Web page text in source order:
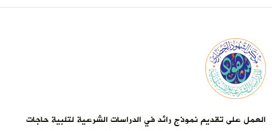
العمل على تقديم نموذج رائد في الدراسات الشرعية لتلبية حاجات